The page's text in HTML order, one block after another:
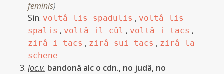
feminis)
Sin. voltâ lis spadulis , voltâ lis
spalis , voltâ il cûl , voltâ i tacs ,
zirâ i tacs , zirâ sui tacs , zirâ la
schene
loc.v. bandonâ alc o cdn., no judâ, no